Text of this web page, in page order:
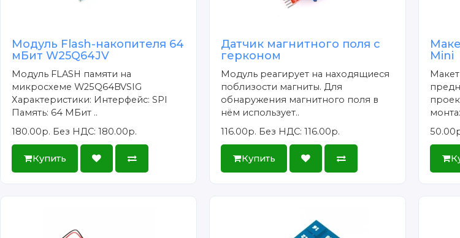
Модуль Flash-накопителя 64
мБит W25Q64JV
Модуль FLASH памяти на
микросхеме W25Q64BVSIG
Характеристики: Интерфейс: SPI
Память: 64 МБит ..
180.00р. Без НДС: 180.00р.
Купить
Датчик магнитного поля с
герконом
Модуль реагирует на находящиеся
поблизости магниты. Для
обнаружения магнитного поля в
нём использует..
116.00р. Без НДС: 116.00р.
Купить
Mini